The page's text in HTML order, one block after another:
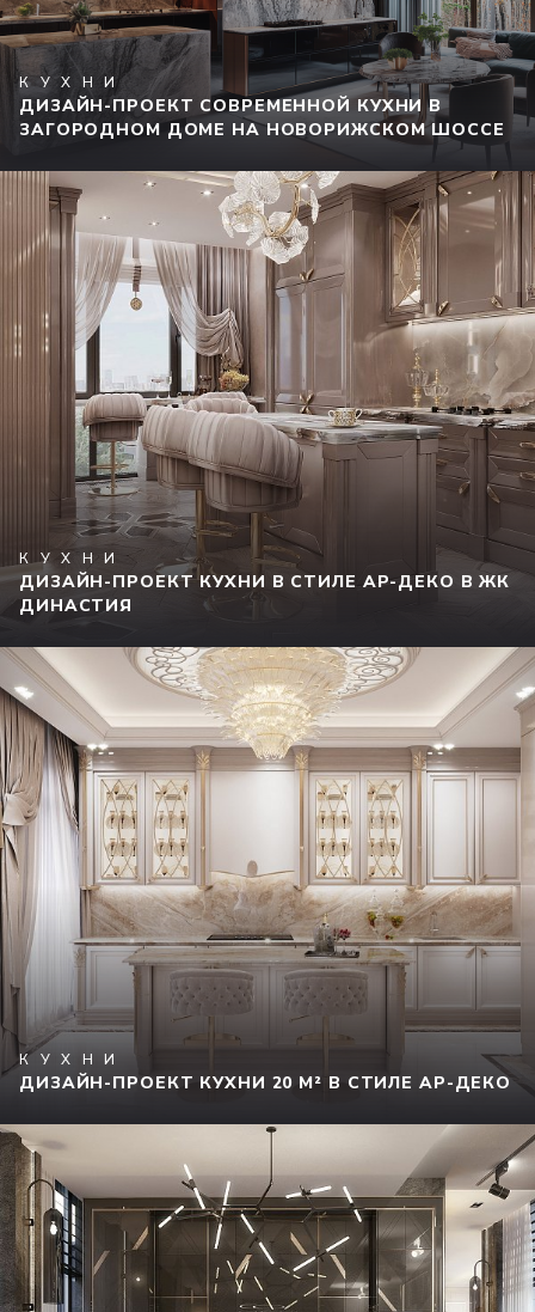
КУХНИ
ДИЗАЙН-ПРОЕКТ СОВРЕМЕННОЙ КУХНИ В
ЗАГОРОДНОМ ДОМЕ НА НОВОРИЖСКОМ ШОССЕ
КУХНИ
ДИЗАЙН-ПРОЕКТ КУХНИ В СТИЛЕ АР-ДЕКО В ЖК
ДИНАСТИЯ
КУХНИ
ДИЗАЙН-ПРОЕКТ КУХНИ 20 М² В СТИЛЕ АР-ДЕКО